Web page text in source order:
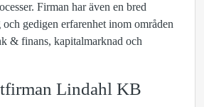
Firman har även en bred
gedigen erfarenhet inom områden
& finans, kapitalmarknad och
Lindahl KB